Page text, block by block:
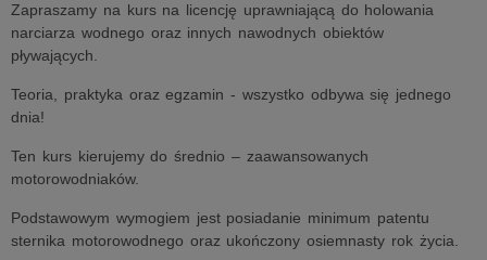
Zapraszamy na kurs na licencję uprawniającą do holowania
narciarza wodnego oraz innych nawodnych obiektów
pływających.
Teoria, praktyka oraz egzamin - wszystko odbywa się jednego
dnia!
Ten kurs kierujemy do średnio – zaawansowanych
motorowodniaków.
Podstawowym wymogiem jest posiadanie minimum patentu
sternika motorowodnego oraz ukończony osiemnasty rok życia.